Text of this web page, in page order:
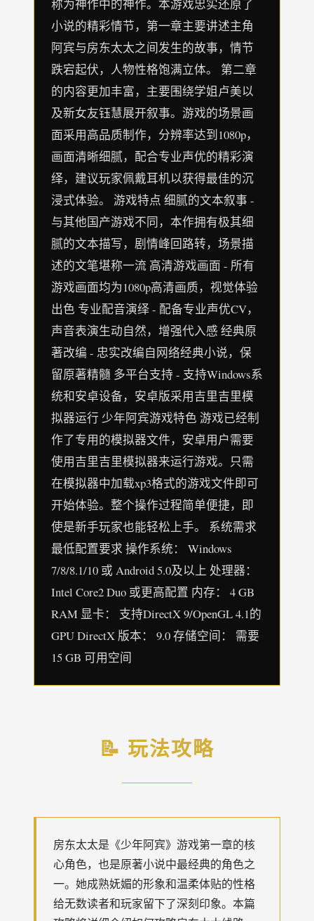
称为神作中的神作。本游戏忠实还原了
小说的精彩情节，第一章主要讲述主角
阿宾与房东太太之间发生的故事，情节
跌宕起伏，人物性格饱满立体。 第二章
的内容更加丰富，主要围绕学姐卢美以
及新女友钰慧展开叙事。游戏的场景画
面采用高品质制作，分辨率达到1080p，
画面清晰细腻，配合专业声优的精彩演
绎，建议玩家佩戴耳机以获得最佳的沉
浸式体验。 游戏特点 细腻的文本叙事 -
与其他国产游戏不同，本作拥有极其细
腻的文本描写，剧情峰回路转，场景描
述的文笔堪称一流 高清游戏画面 - 所有
游戏画面均为1080p高清画质，视觉体验
出色 专业配音演绎 - 配备专业声优CV，
声音表演生动自然，增强代入感 经典原
著改编 - 忠实改编自网络经典小说，保
留原著精髓 多平台支持 - 支持Windows系
统和安卓设备，安卓版采用吉里吉里模
拟器运行 少年阿宾游戏特色 游戏已经制
作了专用的模拟器文件，安卓用户需要
使用吉里吉里模拟器来运行游戏。只需
在模拟器中加载xp3格式的游戏文件即可
开始体验。整个操作过程简单便捷，即
使是新手玩家也能轻松上手。 系统需求
最低配置要求 操作系统： Windows
7/8/8.1/10 或 Android 5.0及以上 处理器：
Intel Core2 Duo 或更高配置 内存： 4 GB
RAM 显卡： 支持DirectX 9/OpenGL 4.1的
GPU DirectX 版本： 9.0 存储空间： 需要
15 GB 可用空间
📝 玩法攻略
房东太太是《少年阿宾》游戏第一章的核
心角色，也是原著小说中最经典的角色之
一。她成熟妩媚的形象和温柔体贴的性格
给无数读者和玩家留下了深刻印象。本篇